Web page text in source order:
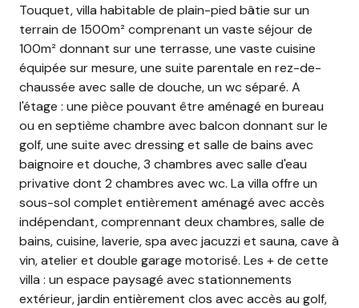
Touquet, villa habitable de plain-pied bâtie sur un
terrain de 1500m² comprenant un vaste séjour de
100m² donnant sur une terrasse, une vaste cuisine
équipée sur mesure, une suite parentale en rez-de-
chaussée avec salle de douche, un wc séparé. A
l'étage : une pièce pouvant être aménagé en bureau
ou en septième chambre avec balcon donnant sur le
golf, une suite avec dressing et salle de bains avec
baignoire et douche, 3 chambres avec salle d'eau
privative dont 2 chambres avec wc. La villa offre un
sous-sol complet entièrement aménagé avec accès
indépendant, comprennant deux chambres, salle de
bains, cuisine, laverie, spa avec jacuzzi et sauna, cave à
vin, atelier et double garage motorisé. Les + de cette
villa : un espace paysagé avec stationnements
extérieur, jardin entièrement clos avec accès au golf,